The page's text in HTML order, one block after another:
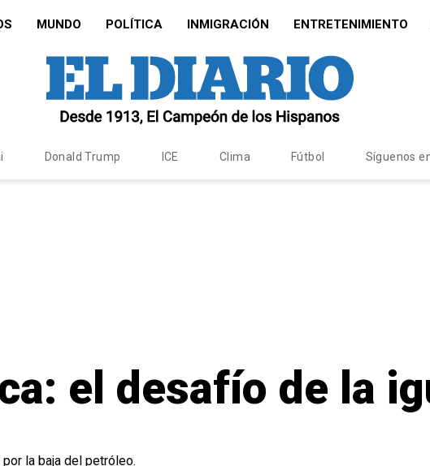
MUNDO POLÍTICA INMIGRACIÓN ENTRETENIMIENTO
Donald Trump ICE Clima Fútbol Síguenos
el desafío de la